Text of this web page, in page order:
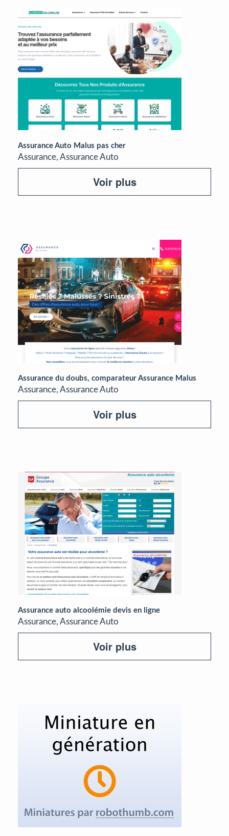
Assurance Auto Malus pas cher
Assurance, Assurance Auto
Voir plus
Assurance du doubs, comparateur Assurance Malus
Assurance, Assurance Auto
Voir plus
Assurance auto alcoolémie devis en ligne
Assurance, Assurance Auto
Voir plus